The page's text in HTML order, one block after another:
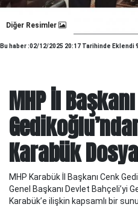
Diğer Resimler
Bu haber :02/12/2025 20:17 Tarihinde Eklendi
MHP İl Başkanı
Karabük
MHP Karabük İl Başkanı Cenk
Genel Başkanı Devlet Bahçeli’yi
Karabük’e ilişkin kapsamlı bir